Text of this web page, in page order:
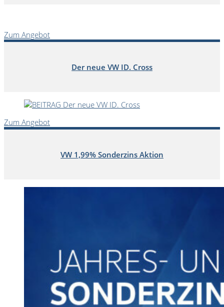
Zum Angebot
Der neue VW ID. Cross
Zum Angebot
VW 1,99% Sonderzins Aktion